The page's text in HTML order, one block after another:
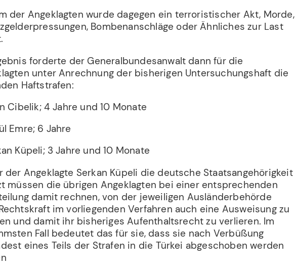
der Angeklagten wurde dagegen ein terroristischer Akt, Morde,
Bombenanschläge oder Ähnliches zur Last
forderte der Generalbundesanwalt dann für die
unter Anrechnung der bisherigen Untersuchungshaft die
Haftstrafen:
Cibelik; 4 Jahre und 10 Monate
Emre; 6 Jahre
Küpeli; 3 Jahre und 10 Monate
der Angeklagte Serkan Küpeli die deutsche Staatsangehörigkeit
müssen die übrigen Angeklagten bei einer entsprechenden
damit rechnen, von der jeweiligen Ausländerbehörde
im vorliegenden Verfahren auch eine Ausweisung zu
und damit ihr bisheriges Aufenthaltsrecht zu verlieren. Im
Fall bedeutet das für sie, dass sie nach Verbüßung
eines Teils der Strafen in die Türkei abgeschoben werden